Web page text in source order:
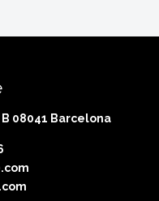
08041 Barcelona